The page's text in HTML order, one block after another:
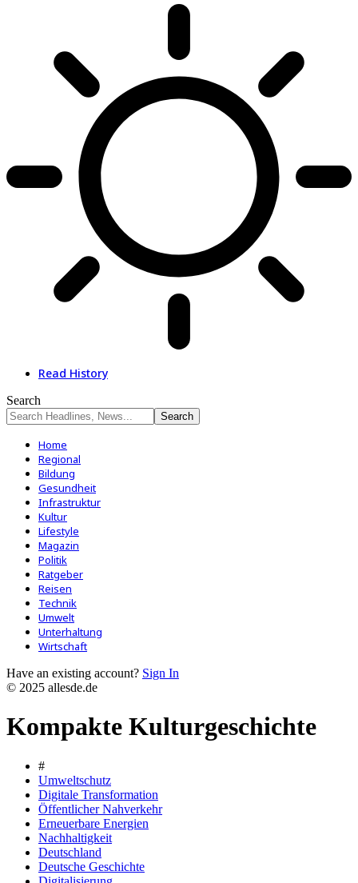
Read History
Search
Home
Regional
Bildung
Gesundheit
Infrastruktur
Kultur
Lifestyle
Magazin
Politik
Ratgeber
Reisen
Technik
Umwelt
Unterhaltung
Wirtschaft
Have an existing account? Sign In
© 2025 allesde.de
Kompakte Kulturgeschichte
#
Umweltschutz
Digitale Transformation
Öffentlicher Nahverkehr
Erneuerbare Energien
Nachhaltigkeit
Deutschland
Deutsche Geschichte